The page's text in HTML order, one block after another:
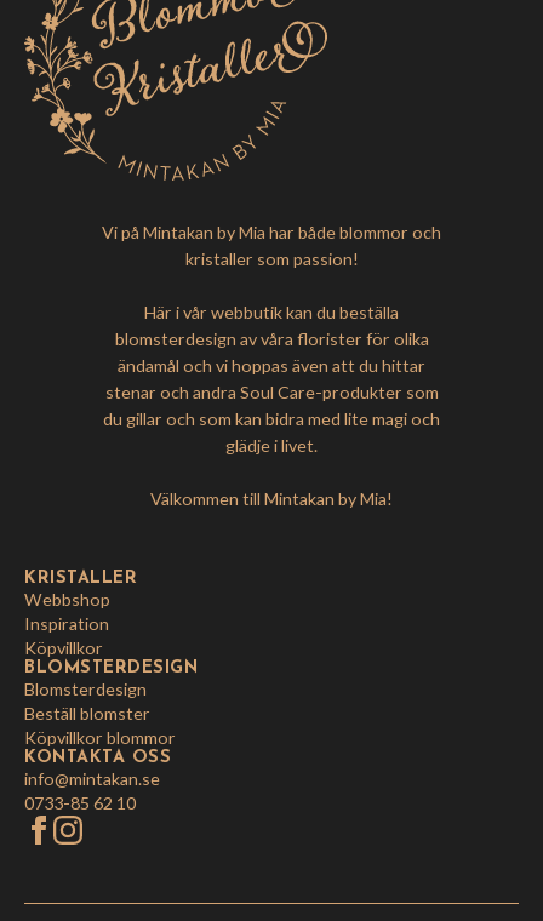
Vi på Mintakan by Mia har både blommor och
kristaller som passion!
Här i vår webbutik kan du beställa
blomsterdesign av våra florister för olika
ändamål och vi hoppas även att du hittar
stenar och andra Soul Care-produkter som
du gillar och som kan bidra med lite magi och
glädje i livet.
Välkommen till Mintakan by Mia!
KRISTALLER
Webbshop
Inspiration
Köpvillkor
BLOMSTERDESIGN
Blomsterdesign
Beställ blomster
Köpvillkor blommor
KONTAKTA OSS
info@mintakan.se
0733-85 62 10